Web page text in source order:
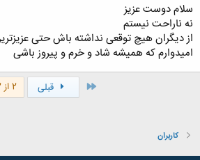
سلام دوست عزیز
نه ناراحت نیستم
از دیگران هیچ توقعی نداشته باش حتی
امیدوارم که همیشه شاد و خرم و پیروز باشی
اول قبلی 2 از 2
کاربران